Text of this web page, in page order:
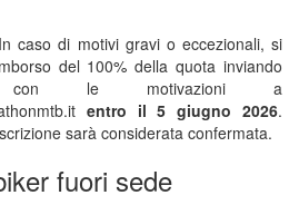
In caso di motivi gravi o eccezionali, si
del 100% della quota inviando
le motivazioni a
entro il 5 giugno 2026.
sarà considerata confermata.
fuori sede